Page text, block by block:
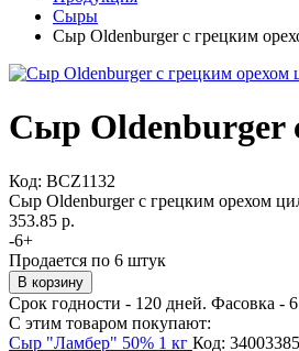
Сыры
Сыр Oldenburger с грецким
Сыр Oldenburger
Код: BCZ1132
Сыр Oldenburger с грецким орехом
353.85 р.
-6+
Продается по 6 штук
Срок годности - 120 дней. Фасовка -
С этим товаром покупают:
Сыр "Ламбер" 50% 1 кг Код: